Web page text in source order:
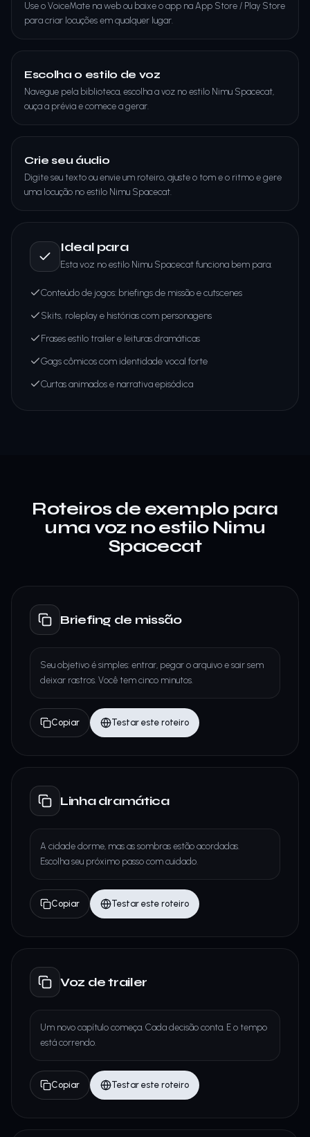
Use o VoiceMate na web ou baixe o app na App Store / Play Store
para criar locuções em qualquer lugar.
Escolha o estilo de voz
Navegue pela biblioteca, escolha a voz no estilo Nimu Spacecat,
ouça a prévia e comece a gerar.
Crie seu áudio
Digite seu texto ou envie um roteiro, ajuste o tom e o ritmo e gere
uma locução no estilo Nimu Spacecat.
Ideal para
Esta voz no estilo Nimu Spacecat funciona bem para:
Conteúdo de jogos: briefings de missão e cutscenes
Skits, roleplay e histórias com personagens
Frases estilo trailer e leituras dramáticas
Gags cômicos com identidade vocal forte
Curtas animados e narrativa episódica
Roteiros de exemplo para
uma voz no estilo Nimu
Spacecat
Briefing de missão
Seu objetivo é simples: entrar, pegar o arquivo e sair sem
deixar rastros. Você tem cinco minutos.
Copiar Testar este roteiro
Linha dramática
A cidade dorme, mas as sombras estão acordadas.
Escolha seu próximo passo com cuidado.
Copiar Testar este roteiro
Voz de trailer
Um novo capítulo começa. Cada decisão conta. E o tempo
está correndo.
Copiar Testar este roteiro